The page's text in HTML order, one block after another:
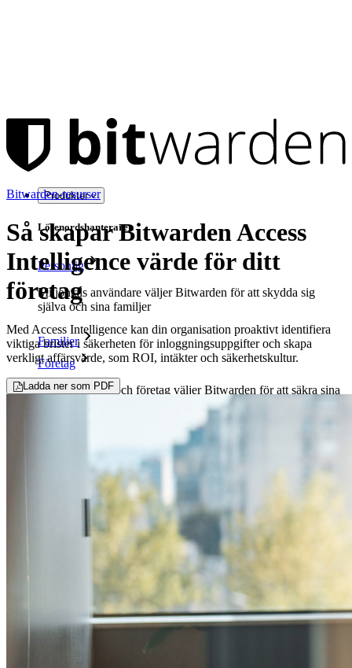
Produkter
Lösenordshanteraren
Personlig
Miljontals användare väljer Bitwarden för att skydda sig
själva och sina familjer
Familjer
Företag
Otaliga företag och företag väljer Bitwarden för att säkra sina
Utvecklarprodukter
Secrets Manager
End-to-end krypterad hemlighetshantering för utveckling,
DevOps och IT-team.
Passwordless.dev och lösenord
Lås upp lösenordsfunktioner och mer med bara några rader
kod
Utvecklardokumentation
Bitwarden-resurser
Så skapar Bitwarden Access
Intelligence värde för ditt
företag
Med Access Intelligence kan din organisation proaktivt identifiera
viktiga brister i säkerheten för inloggningsuppgifter och skapa
verkligt affärsvärde, som ROI, intäkter och säkerhetskultur.
Ladda ner som PDF